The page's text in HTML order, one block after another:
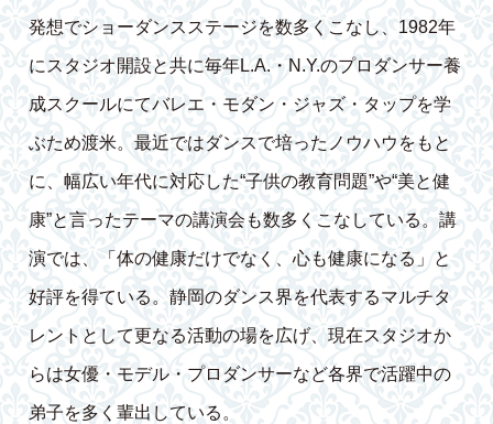
発想でショーダンスステージを数多くこなし、1982年
にスタジオ開設と共に毎年L.A.・N.Y.のプロダンサー養
成スクールにてバレエ・モダン・ジャズ・タップを学
ぶため渡米。最近ではダンスで培ったノウハウをもと
に、幅広い年代に対応した“子供の教育問題”や“美と健
康”と言ったテーマの講演会も数多くこなしている。講
演では、「体の健康だけでなく、心も健康になる」と
好評を得ている。静岡のダンス界を代表するマルチタ
レントとして更なる活動の場を広げ、現在スタジオか
らは女優・モデル・プロダンサーなど各界で活躍中の
弟子を多く輩出している。